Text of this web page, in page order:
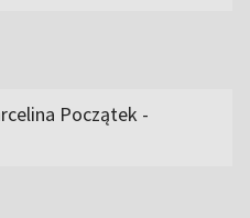
Początek -